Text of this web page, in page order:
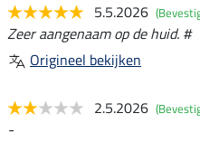
5.5.2026
Zeer aangenaam op de huid. #
Origineel bekijken
2.5.2026
-